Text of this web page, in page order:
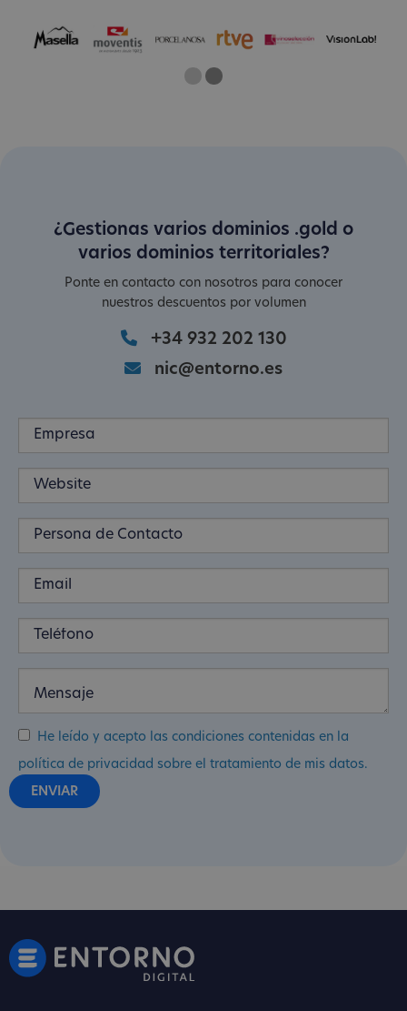
One
Current Slide
Two
¿Gestionas varios dominios .gold o
varios dominios territoriales?
Ponte en contacto con nosotros para conocer
nuestros descuentos por volumen
+34 932 202 130
nic@entorno.es
He leído y acepto las condiciones contenidas en la
política de privacidad sobre el tratamiento de mis datos.